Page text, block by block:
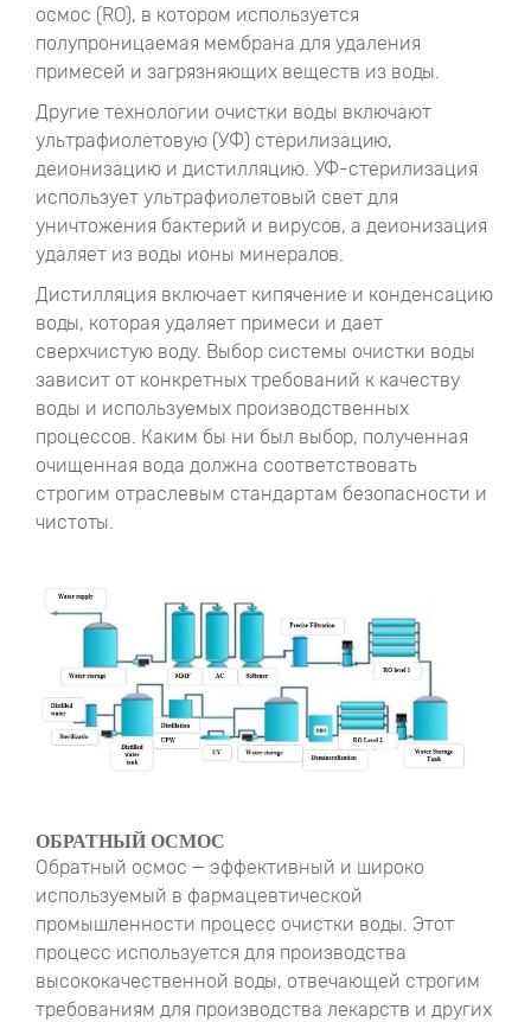
осмос (RO), в котором используется
полупроницаемая мембрана для удаления
примесей и загрязняющих веществ из воды.
Другие технологии очистки воды включают
ультрафиолетовую (УФ) стерилизацию,
деионизацию и дистилляцию. УФ-стерилизация
использует ультрафиолетовый свет для
уничтожения бактерий и вирусов, а деионизация
удаляет из воды ионы минералов.
Дистилляция включает кипячение и конденсацию
воды, которая удаляет примеси и дает
сверхчистую воду. Выбор системы очистки воды
зависит от конкретных требований к качеству
воды и используемых производственных
процессов. Каким бы ни был выбор, полученная
очищенная вода должна соответствовать
строгим отраслевым стандартам безопасности и
чистоты.
ОБРАТНЫЙ ОСМОС
Обратный осмос — эффективный и широко
используемый в фармацевтической
промышленности процесс очистки воды. Этот
процесс используется для производства
высококачественной воды, отвечающей строгим
требованиям для производства лекарств и других